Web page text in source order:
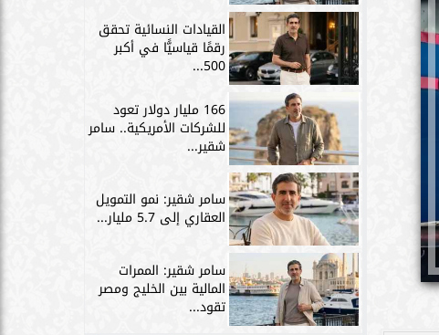
القيادات النسائية تحقق
رقمًا قياسيًّا في أكبر
500...
166 مليار دولار تعود
للشركات الأمريكية.. سامر
شقير...
سامر شقير: نمو التمويل
العقاري إلى 5.7 مليار...
سامر شقير: الممرات
المالية بين الخليج ومصر
تقود...